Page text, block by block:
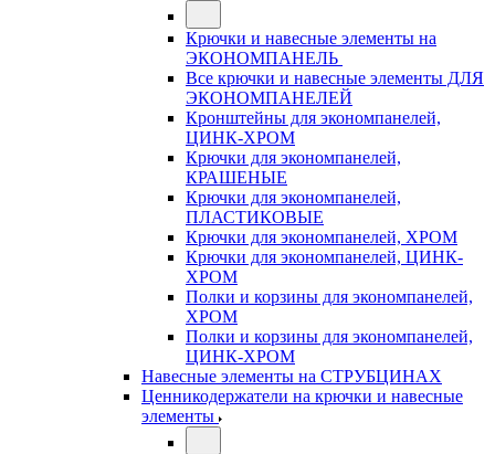
Крючки и навесные элементы на
ЭКОНОМПАНЕЛЬ
Все крючки и навесные элементы ДЛЯ
ЭКОНОМПАНЕЛЕЙ
Кронштейны для экономпанелей,
ЦИНК-ХРОМ
Крючки для экономпанелей,
КРАШЕНЫЕ
Крючки для экономпанелей,
ПЛАСТИКОВЫЕ
Крючки для экономпанелей, ХРОМ
Крючки для экономпанелей, ЦИНК-
ХРОМ
Полки и корзины для экономпанелей,
ХРОМ
Полки и корзины для экономпанелей,
ЦИНК-ХРОМ
Навесные элементы на СТРУБЦИНАХ
Ценникодержатели на крючки и навесные
элементы